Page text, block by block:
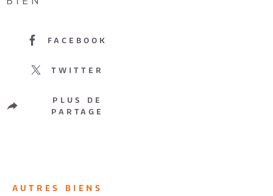
FACEBOOK
TWITTER
PLUS DE
PARTAGE
AUTRES BIENS